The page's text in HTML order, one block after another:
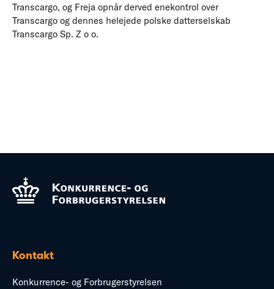
Transcargo, og Freja opnår derved enekontrol over
Transcargo og dennes helejede polske datterselskab
Transcargo Sp. Z o o.
Kontakt
Konkurrence- og Forbrugerstyrelsen